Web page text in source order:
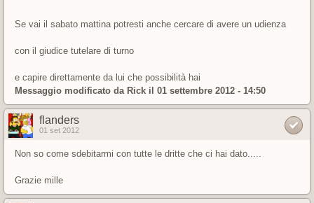
Se vai il sabato mattina potresti anche cercare di avere un udienza
con il giudice tutelare di turno
e capire direttamente da lui che possibilità hai
Messaggio modificato da Rick il 01 settembre 2012 - 14:50
flanders
01 set 2012
Non so come sdebitarmi con tutte le dritte che ci hai dato.....
Grazie mille